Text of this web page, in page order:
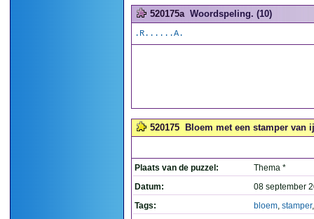
520175a Woordspeling. (10)
.R......A.
520175 Bloem met een stamper van
Plaats van de puzzel:
Thema *
Datum:
08 september
Tags:
bloem, stamper